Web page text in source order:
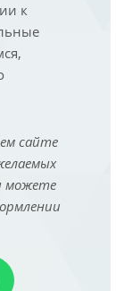
к
сайте
можете